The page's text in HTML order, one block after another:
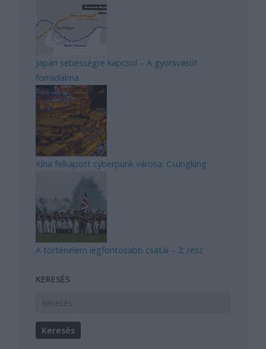
Japán sebességre kapcsol – A gyorsvasút
forradalma
Kína felkapott cyberpunk városa: Csungking
A történelem legfontosabb csatái – 2. rész
KERESÉS